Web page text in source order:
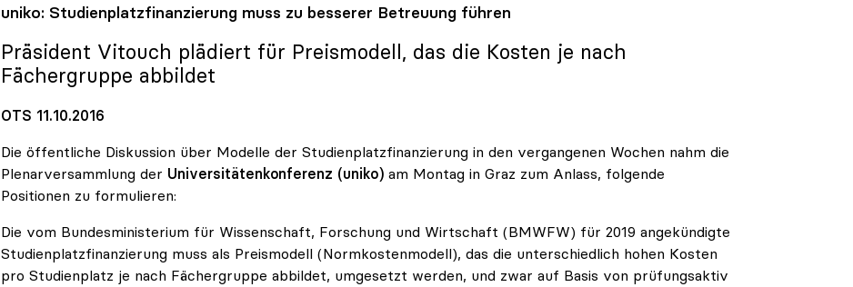
uniko: Studienplatzfinanzierung muss zu besserer Betreuung führen
Präsident Vitouch plädiert für Preismodell, das die Kosten je nach
Fächergruppe abbildet
OTS 11.10.2016
Die öffentliche Diskussion über Modelle der Studienplatzfinanzierung in den vergangenen Wochen nahm die
Plenarversammlung der Universitätenkonferenz (uniko) am Montag in Graz zum Anlass, folgende
Positionen zu formulieren:
Die vom Bundesministerium für Wissenschaft, Forschung und Wirtschaft (BMWFW) für 2019 angekündigte
Studienplatzfinanzierung muss als Preismodell (Normkostenmodell), das die unterschiedlich hohen Kosten
pro Studienplatz je nach Fächergruppe abbildet, umgesetzt werden, und zwar auf Basis von prüfungsaktiv